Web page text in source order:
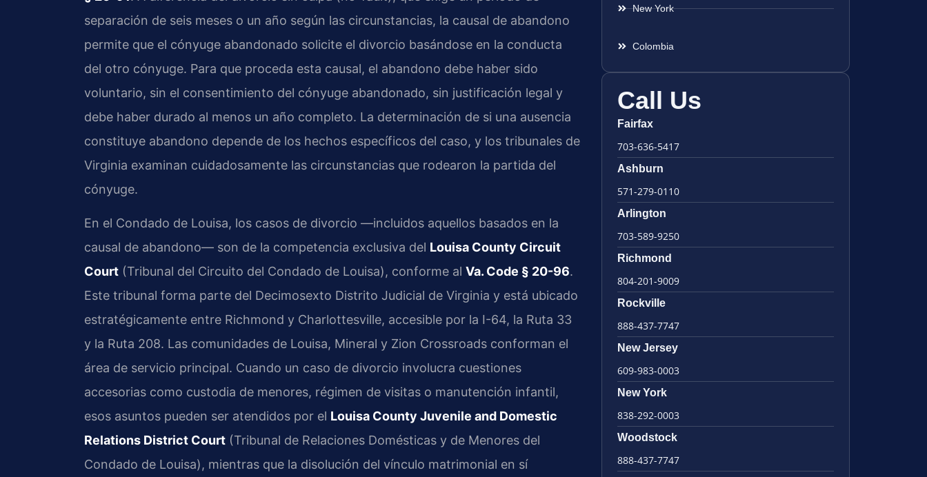
separación de seis meses o un año según las circunstancias, la causal de abandono
permite que el cónyuge abandonado solicite el divorcio basándose en la conducta
del otro cónyuge. Para que proceda esta causal, el abandono debe haber sido
voluntario, sin el consentimiento del cónyuge abandonado, sin justificación legal y
debe haber durado al menos un año completo. La determinación de si una ausencia
constituye abandono depende de los hechos específicos del caso, y los tribunales de
Virginia examinan cuidadosamente las circunstancias que rodearon la partida del
cónyuge.
En el Condado de Louisa, los casos de divorcio —incluidos aquellos basados en la
causal de abandono— son de la competencia exclusiva del Louisa County Circuit
Court (Tribunal del Circuito del Condado de Louisa), conforme al Va. Code § 20-96.
Este tribunal forma parte del Decimosexto Distrito Judicial de Virginia y está ubicado
estratégicamente entre Richmond y Charlottesville, accesible por la I-64, la Ruta 33
y la Ruta 208. Las comunidades de Louisa, Mineral y Zion Crossroads conforman el
área de servicio principal. Cuando un caso de divorcio involucra cuestiones
accesorias como custodia de menores, régimen de visitas o manutención infantil,
esos asuntos pueden ser atendidos por el Louisa County Juvenile and Domestic
Relations District Court (Tribunal de Relaciones Domésticas y de Menores del
Condado de Louisa), mientras que la disolución del vínculo matrimonial en sí
New York
Colombia
Call Us
Fairfax
703-636-5417
Ashburn
571-279-0110
Arlington
703-589-9250
Richmond
804-201-9009
Rockville
888-437-7747
New Jersey
609-983-0003
New York
838-292-0003
Woodstock
888-437-7747